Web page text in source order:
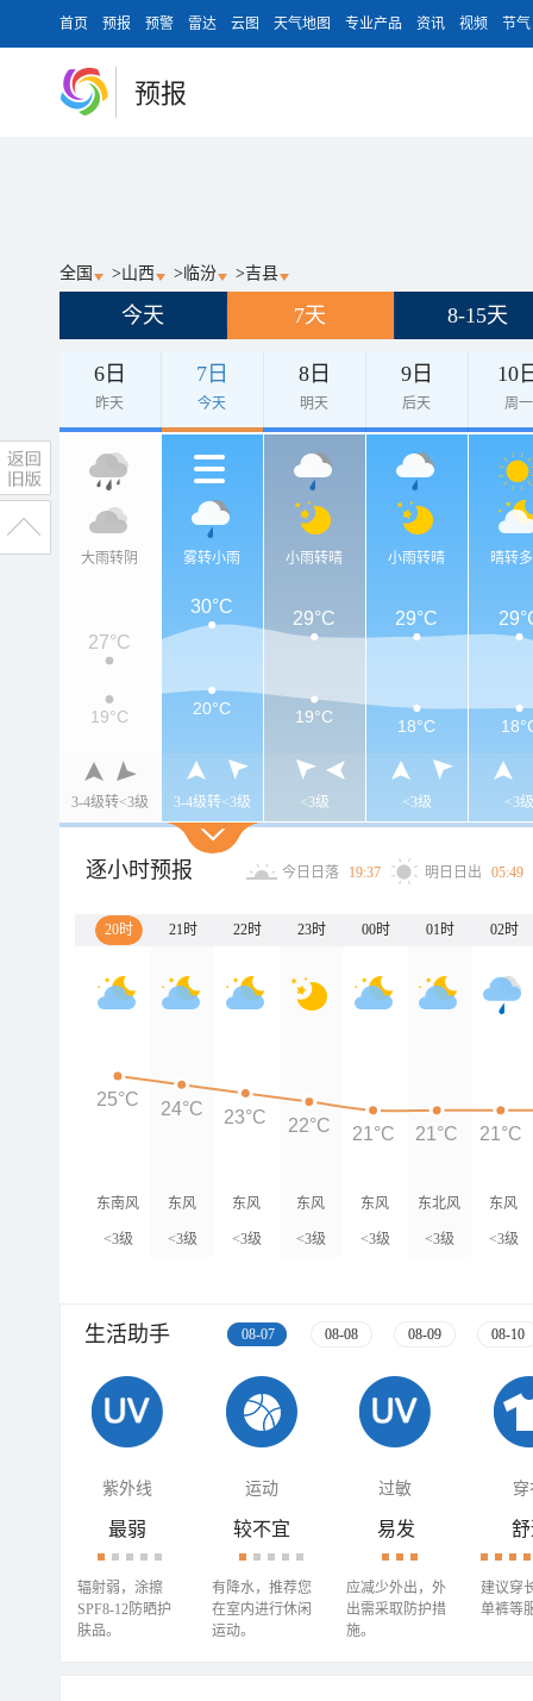
首页 预报 预警 雷达 云图 天气地图 专业产品 资讯 视频 节气
预报
全国 >山西 > 临汾 >吉县
今天 7天 8-15天
6日
昨天
7日
今天
8日
明天
9日
后天
10
周一
大雨转阴
3-4级转<3级
雾转小雨
3-4级转<3级
小雨转晴
<3级
小雨转晴
<3级
晴转
<3级
27°C
30°C
29°C 29°C
19°C 20°C 19°C 18°C
逐小时预报 今日日落 19:37 明日日出 05:49
20时 21时 22时 23时 00时 01时 02时
东南风
<3级
东风
<3级
东风
<3级
东风
<3级
东风
<3级
东北风
<3级
东风
<3级
25°C 24°C 23°C 22°C 21°C 21°C 21°C
生活助手 08-07 08-08 08-09 08-10
紫外线 运动 过敏 穿
最弱
辐射弱，涂擦
SPF8-12防晒护
肤品。
较不宜
有降水，推荐您
在室内进行休闲
运动。
易发
应减少外出，外
出需采取防护措
施。
建议穿
单裤等